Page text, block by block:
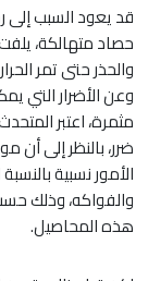
قد يعود السبب
حصاد متهالكة،
والحذر حتى تمر
وعن الأضرار التي
مثمرة، اعتبر
ضرر، بالنظر إلى أن
الأمور نسبية
والفواكه، وذلك
هذه المحاصيل.